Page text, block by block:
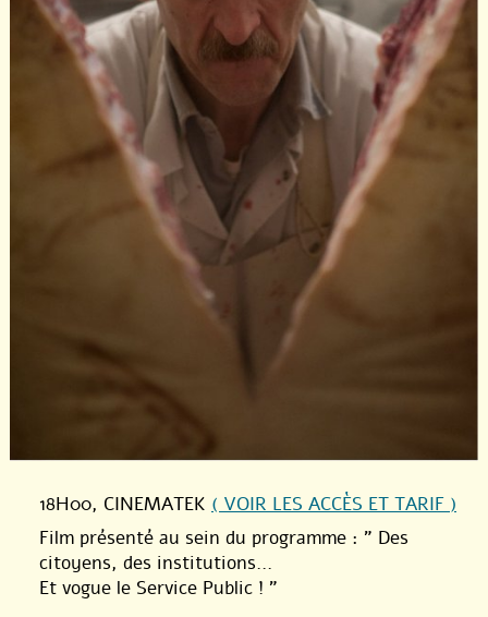
18H00, CINEMATEK ( VOIR LES ACCÈS ET TARIF )
Film présenté au sein du programme : " Des
citoyens, des institutions...
Et vogue le Service Public ! "